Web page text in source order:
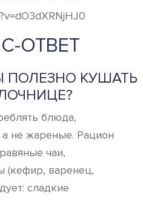
ОТВЕТ
ПОЛЕЗНО КУШАТЬ
блюда,
а не жареные. Рацион
чаи,
(кефир, варенец,
сладкие